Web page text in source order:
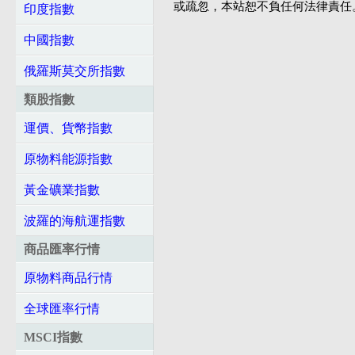
印度指數
中國指數
俄羅斯莫交所指數
類股指數
運價、貨幣指數
原物料能源指數
黃金礦業指數
波羅的海航運指數
商品匯率行情
原物料商品行情
全球匯率行情
MSCI指數
或疏忽，本站恕不負任何法律責任